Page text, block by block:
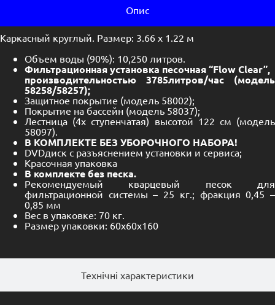
Опис
Технічні характеристики
Каркасный круглый. Размер: 3.66 х 1.22 м
Объем воды (90%): 10,250 литров.
Фильтрационная установка песочная “Flow Clear”,
производительностью 3785литров/час (модель
58258/58257);
Защитное покрытие (модель 58002);
Покрытие на бассейн (модель 58037);
Лестница (4х ступенчатая) высотой 122 см (модель
58097).
В КОМПЛЕКТЕ БЕЗ УБОРОЧНОГО НАБОРА!
DVDдиск с разъяснением установки и сервиса;
Красочная упаковка
В комплекте без песка.
Рекомендуемый кварцевый песок для
фильтрационной системы – 25 кг.; фракция 0,45 –
0,85 мм
Вес в упаковке: 70 кг.
Размер упаковки: 60х60х160